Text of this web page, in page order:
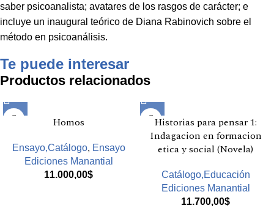
saber psicoanalista; avatares de los rasgos de carácter; e
incluye un inaugural teórico de Diana Rabinovich sobre el
método en psicoanálisis.
Te puede interesar
Productos relacionados
Homos
Ensayo,Catálogo, Ensayo
Ediciones Manantial
11.000,00$
Historias para pensar 1:
Indagacion en formacion
etica y social (Novela)
Catálogo,Educación
Ediciones Manantial
11.700,00$